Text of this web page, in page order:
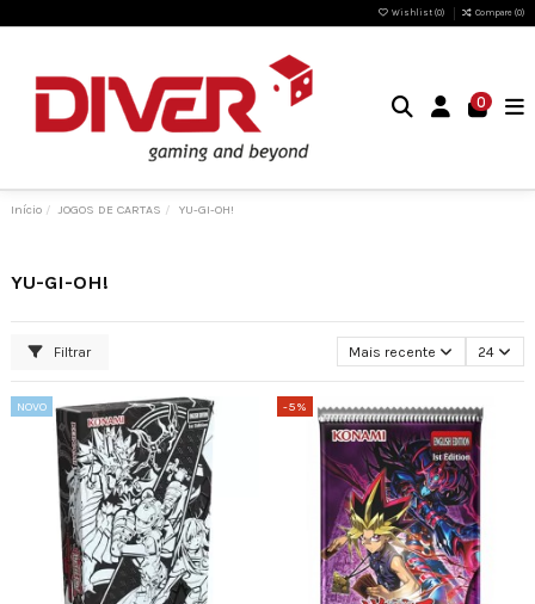
Wishlist (0) Compare (0)
0
Início JOGOS DE CARTAS YU-GI-OH!
YU-GI-OH!
Filtrar Mais recente 24
NOVO -5%